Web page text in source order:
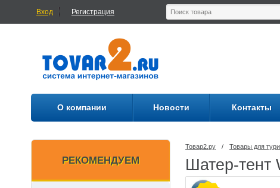
Вход Регистрация
О компании Новости Контакты
Товар2.ру / Товары для
Шатер-тент
РЕКОМЕНДУЕМ